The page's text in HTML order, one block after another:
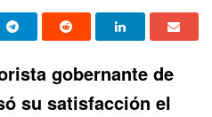
gobernante de
su satisfacción el